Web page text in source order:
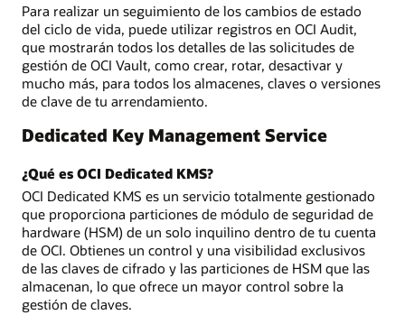
Para realizar un seguimiento de los cambios de estado
del ciclo de vida, puede utilizar registros en OCI Audit,
que mostrarán todos los detalles de las solicitudes de
gestión de OCI Vault, como crear, rotar, desactivar y
mucho más, para todos los almacenes, claves o versiones
de clave de tu arrendamiento.
Dedicated Key Management Service
¿Qué es OCI Dedicated KMS?
OCI Dedicated KMS es un servicio totalmente gestionado
que proporciona particiones de módulo de seguridad de
hardware (HSM) de un solo inquilino dentro de tu cuenta
de OCI. Obtienes un control y una visibilidad exclusivos
de las claves de cifrado y las particiones de HSM que las
almacenan, lo que ofrece un mayor control sobre la
gestión de claves.